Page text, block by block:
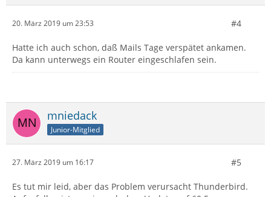
20. März 2019 um 23:53 #4
Hatte ich auch schon, daß Mails Tage verspätet ankamen.
Da kann unterwegs ein Router eingeschlafen sein.
mniedack
Junior-Mitglied
27. März 2019 um 16:17 #5
Es tut mir leid, aber das Problem verursacht Thunderbird.